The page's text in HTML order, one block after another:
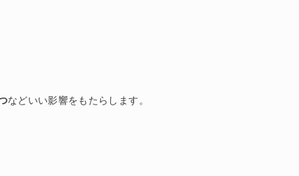
などいい影響をもたらします。